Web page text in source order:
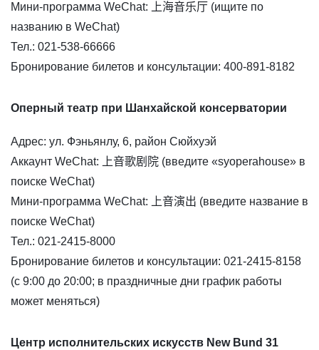
Мини-программа WeChat: 上海音乐厅 (ищите по
названию в WeChat)
Тел.: 021-538-66666
Бронирование билетов и консультации: 400-891-8182
Оперный театр при Шанхайской консерватории
Адрес: ул. Фэньянлу, 6, район Сюйхуэй
Аккаунт WeChat: 上音歌剧院 (введите «syoperahouse» в
поиске WeChat)
Мини-программа WeChat: 上音演出 (введите название в
поиске WeChat)
Тел.: 021-2415-8000
Бронирование билетов и консультации: 021-2415-8158
(с 9:00 до 20:00; в праздничные дни график работы
может меняться)
Центр исполнительских искусств New Bund 31